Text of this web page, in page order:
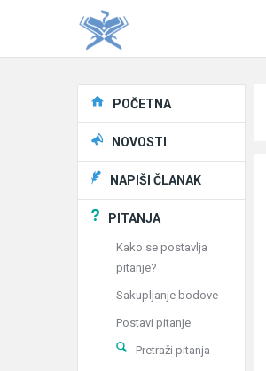
Explore
POČETNA
NOVOSTI
NAPIŠI ČLANAK
PITANJA
Kako se postavlja
pitanje?
Sakupljanje bodove
Postavi pitanje
Pretraži pitanja